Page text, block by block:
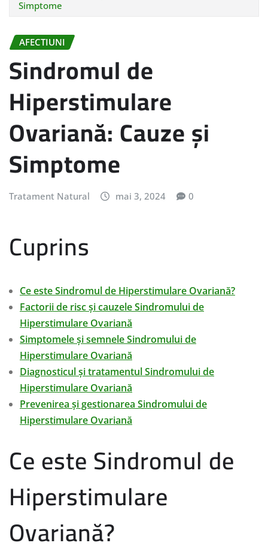
Simptome
AFECTIUNI
Sindromul de
Hiperstimulare
Ovariană: Cauze și
Simptome
Tratament Natural mai 3, 2024 0
Cuprins
Ce este Sindromul de Hiperstimulare Ovariană?
Factorii de risc și cauzele Sindromului de
Hiperstimulare Ovariană
Simptomele și semnele Sindromului de
Hiperstimulare Ovariană
Diagnosticul și tratamentul Sindromului de
Hiperstimulare Ovariană
Prevenirea și gestionarea Sindromului de
Hiperstimulare Ovariană
Ce este Sindromul de
Hiperstimulare
Ovariană?